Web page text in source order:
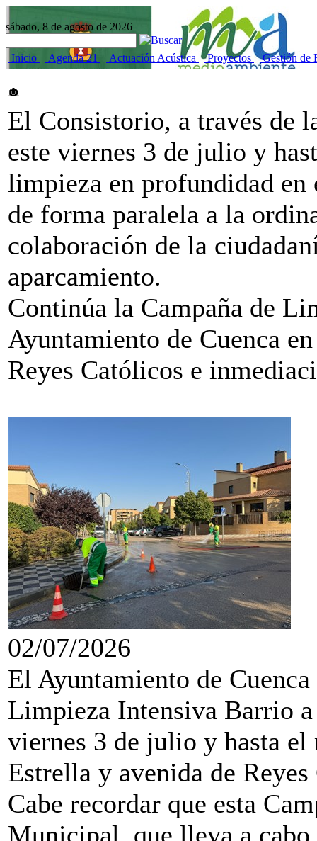
sábado, 8 de agosto de 2026
Inicio Agenda 21 Actuación Acústica Proyectos Gestión de
El Consistorio, a través de
este viernes 3 de julio y
limpieza en profundidad en
de forma paralela a la
colaboración de la
aparcamiento.
Continúa la Campaña de
Ayuntamiento de Cuenca
Reyes Católicos e
02/07/2026
El Ayuntamiento de
Limpieza Intensiva Barrio
viernes 3 de julio y hasta
Estrella y avenida de
Cabe recordar que esta
Municipal, que lleva a